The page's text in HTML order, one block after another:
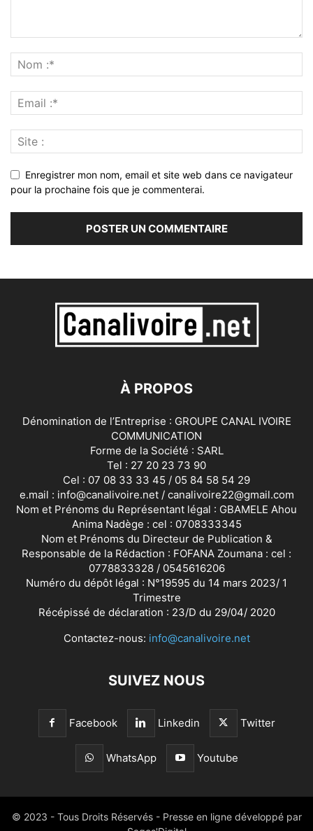
Enregistrer mon nom, email et site web dans ce navigateur
pour la prochaine fois que je commenterai.
À PROPOS
Dénomination de l’Entreprise : GROUPE CANAL IVOIRE
COMMUNICATION
Forme de la Société : SARL
Tel : 27 20 23 73 90
Cel : 07 08 33 33 45 / 05 84 58 54 29
e.mail : info@canalivoire.net / canalivoire22@gmail.com
Nom et Prénoms du Représentant légal : GBAMELE Ahou
Anima Nadège : cel : 0708333345
Nom et Prénoms du Directeur de Publication &
Responsable de la Rédaction : FOFANA Zoumana : cel :
0778833328 / 0545616206
Numéro du dépôt légal : N°19595 du 14 mars 2023/ 1
Trimestre
Récépissé de déclaration : 23/D du 29/04/ 2020
Contactez-nous: info@canalivoire.net
SUIVEZ NOUS
Facebook Linkedin Twitter
WhatsApp Youtube
© 2023 - Tous Droits Réservés - Presse en ligne développé par